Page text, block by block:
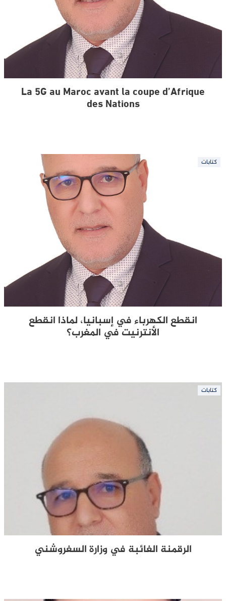
La 5G au Maroc avant la coupe d’Afrique
des Nations
كتابات
انقطع الكهرباء في إسبانيا، لماذا انقطع
الأنترنيت في المغرب؟
كتابات
الرقمنة الغائبة في وزارة السغروشني